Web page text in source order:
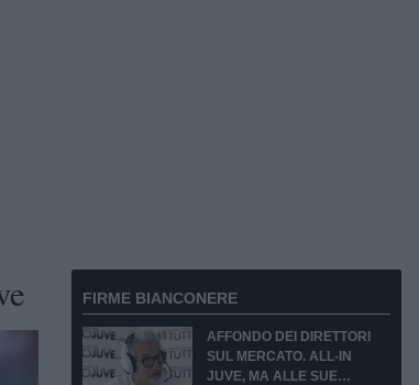
FIRME BIANCONERE
AFFONDO DEI DIRETTORI
SUL MERCATO. ALL-IN
JUVE, MA ALLE SUE